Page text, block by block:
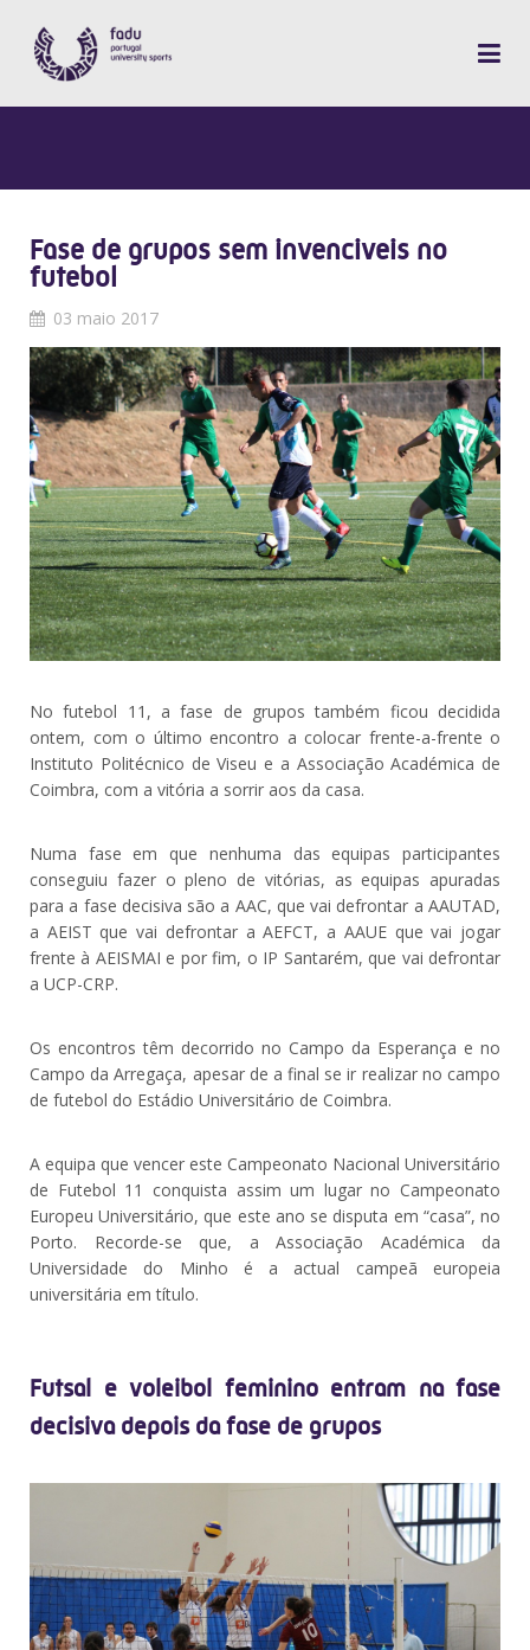
Fase de grupos sem invenciveis no
futebol
03 maio 2017
No futebol 11, a fase de grupos também ficou decidida
ontem, com o último encontro a colocar frente-a-frente o
Instituto Politécnico de Viseu e a Associação Académica de
Coimbra, com a vitória a sorrir aos da casa.
Numa fase em que nenhuma das equipas participantes
conseguiu fazer o pleno de vitórias, as equipas apuradas
para a fase decisiva são a AAC, que vai defrontar a AAUTAD,
a AEIST que vai defrontar a AEFCT, a AAUE que vai jogar
frente à AEISMAI e por fim, o IP Santarém, que vai defrontar
a UCP-CRP.
Os encontros têm decorrido no Campo da Esperança e no
Campo da Arregaça, apesar de a final se ir realizar no campo
de futebol do Estádio Universitário de Coimbra.
A equipa que vencer este Campeonato Nacional Universitário
de Futebol 11 conquista assim um lugar no Campeonato
Europeu Universitário, que este ano se disputa em “casa”, no
Porto. Recorde-se que, a Associação Académica da
Universidade do Minho é a actual campeã europeia
universitária em título.
Futsal e voleibol feminino entram na fase
decisiva depois da fase de grupos